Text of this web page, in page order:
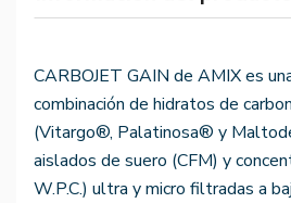
CARBOJET GAIN de AMIX es
combinación de hidratos de
(Vitargo®, Palatinosa® y
aislados de suero (CFM) y
W.P.C.) ultra y micro filtradas a